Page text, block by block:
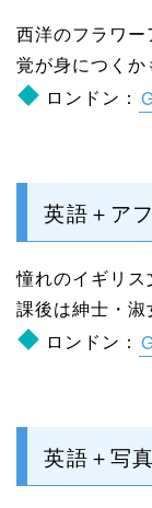
西洋のフラワ
覚が身につくか
ロンドン：
英語＋ア
憧れのイギリ
課後は紳士・
ロンドン：
英語＋写真